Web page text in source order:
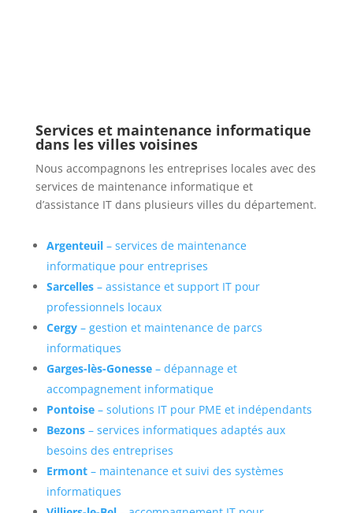
Services et maintenance informatique
dans les villes voisines
Nous accompagnons les entreprises locales avec des
services de maintenance informatique et
d’assistance IT dans plusieurs villes du département.
Argenteuil– services de maintenance
informatique pour entreprises
Sarcelles– assistance et support IT pour
professionnels locaux
Cergy– gestion et maintenance de parcs
informatiques
Garges-lès-Gonesse– dépannage et
accompagnement informatique
Pontoise– solutions IT pour PME et indépendants
Bezons– services informatiques adaptés aux
besoins des entreprises
Ermont– maintenance et suivi des systèmes
informatiques